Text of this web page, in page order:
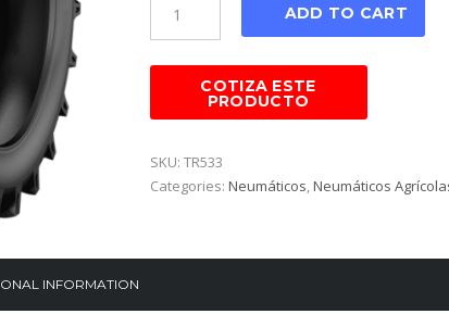
ADD TO CART
SKU: TR533
Categories: Neumáticos,Neumáticos
INFORMATION